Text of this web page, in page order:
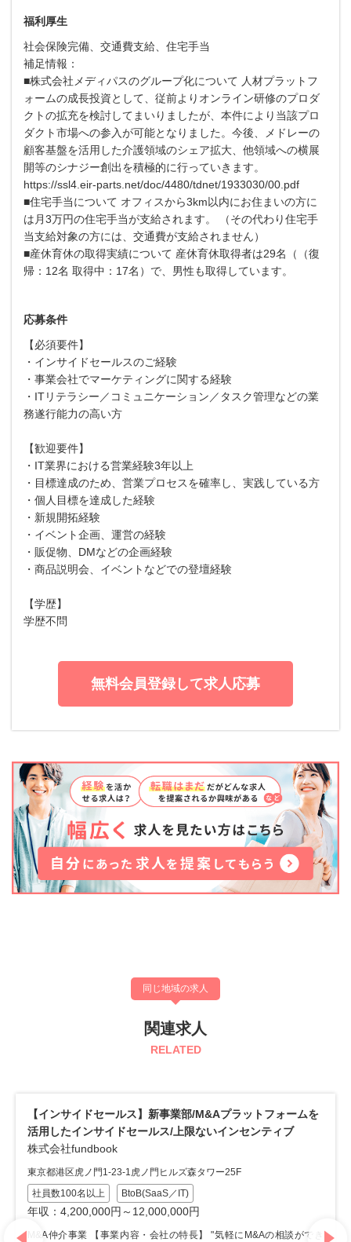
福利厚生
社会保険完備、交通費支給、住宅手当
補足情報：
■株式会社メディパスのグループ化について 人材プラットフ
ォームの成長投資として、従前よりオンライン研修のプロダ
クトの拡充を検討してまいりましたが、本件により当該プロ
ダクト市場への参入が可能となりました。今後、メドレーの
顧客基盤を活用した介護領域のシェア拡大、他領域への横展
開等のシナジー創出を積極的に行っていきます。
https://ssl4.eir-parts.net/doc/4480/tdnet/1933030/00.pdf
■住宅手当について オフィスから3km以内にお住まいの方に
は月3万円の住宅手当が支給されます。 （その代わり住宅手
当支給対象の方には、交通費が支給されません）
■産休育休の取得実績について 産休育休取得者は29名（（復
帰：12名 取得中：17名）で、男性も取得しています。
応募条件
【必須要件】
・インサイドセールスのご経験
・事業会社でマーケティングに関する経験
・ITリテラシー／コミュニケーション／タスク管理などの業
務遂行能力の高い方
【歓迎要件】
・IT業界における営業経験3年以上
・目標達成のため、営業プロセスを確率し、実践している方
・個人目標を達成した経験
・新規開拓経験
・イベント企画、運営の経験
・販促物、DMなどの企画経験
・商品説明会、イベントなどでの登壇経験
【学歴】
学歴不問
無料会員登録して求人応募
同じ地域の求人
関連求人
RELATED
【インサイドセールス】新事業部/M&Aプラットフォームを
活用したインサイドセールス/上限ないインセンティブ
株式会社fundbook
東京都港区虎ノ門1-23-1虎ノ門ヒルズ森タワー25F
社員数100名以上
BtoB(SaaS／IT)
年収：4,200,000円～12,000,000円
M&A仲介事業 【事業内容・会社の特長】 "気軽にM&Aの相談ができ